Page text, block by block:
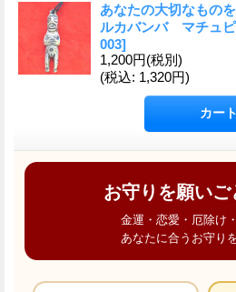
あなたの大切なもの
ルカバンバ マチュ
003]
1,200円(税別)
(税込: 1,320円)
お守りを願いご
金運・恋愛・厄除け
あなたに合うお守り